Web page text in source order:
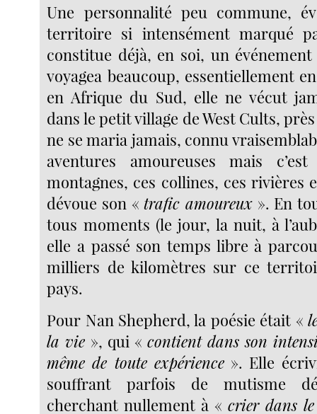
Une personnalité peu commune,
territoire si intensément marqué
constitue déjà, en soi, un
voyagea beaucoup, essentiellement
en Afrique du Sud, elle ne vécut
dans le petit village de West Cults,
ne se maria jamais, connu
aventures amoureuses mais
montagnes, ces collines, ces rivières
dévoue son «trafic amoureux». En
tous moments (le jour, la nuit, à
elle a passé son temps libre à
milliers de kilomètres sur ce
pays.
Pour Nan Shepherd, la poésie était «
la vie », qui «contient dans son
même de toute expérience». Elle
souffrant parfois de mutisme
cherchant nullement à «crier dans